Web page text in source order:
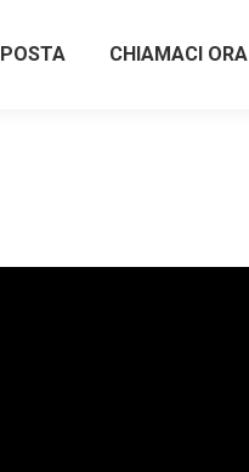
CHIAMACI ORA